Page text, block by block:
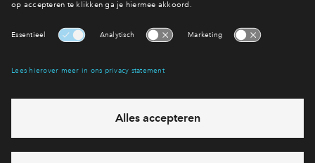
eventuele projecten
Ja, ik wil mij aanmelden